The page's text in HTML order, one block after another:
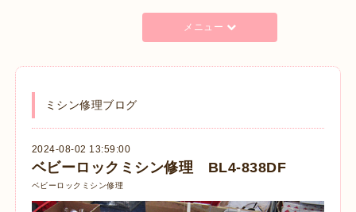
メニュー
ミシン修理ブログ
2024-08-02 13:59:00
ベビーロックミシン修理 BL4-838DF
ベビーロックミシン修理